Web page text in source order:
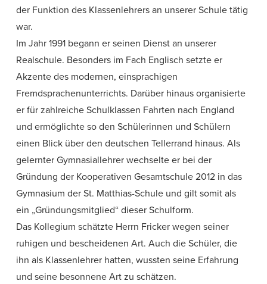
der Funktion des Klassenlehrers an unserer Schule tätig
war.
Im Jahr 1991 begann er seinen Dienst an unserer
Realschule. Besonders im Fach Englisch setzte er
Akzente des modernen, einsprachigen
Fremdsprachenunterrichts. Darüber hinaus organisierte
er für zahlreiche Schulklassen Fahrten nach England
und ermöglichte so den Schülerinnen und Schülern
einen Blick über den deutschen Tellerrand hinaus. Als
gelernter Gymnasiallehrer wechselte er bei der
Gründung der Kooperativen Gesamtschule 2012 in das
Gymnasium der St. Matthias-Schule und gilt somit als
ein „Gründungsmitglied“ dieser Schulform.
Das Kollegium schätzte Herrn Fricker wegen seiner
ruhigen und bescheidenen Art. Auch die Schüler, die
ihn als Klassenlehrer hatten, wussten seine Erfahrung
und seine besonnene Art zu schätzen.